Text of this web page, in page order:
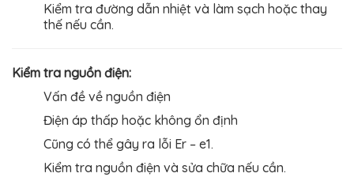
Kiểm tra đường dẫn nhiệt và làm sạch hoặc thay
thế nếu cần.
Kiểm tra nguồn điện:
Vấn đề về nguồn điện
Điện áp thấp hoặc không ổn định
Cũng có thể gây ra lỗi Er – e1.
Kiểm tra nguồn điện và sửa chữa nếu cần.